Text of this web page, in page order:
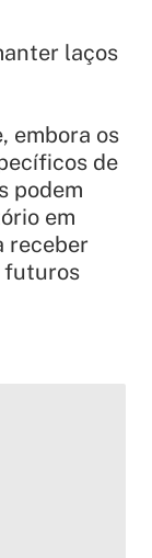
laços
embora os
de
podem
em
receber
futuros